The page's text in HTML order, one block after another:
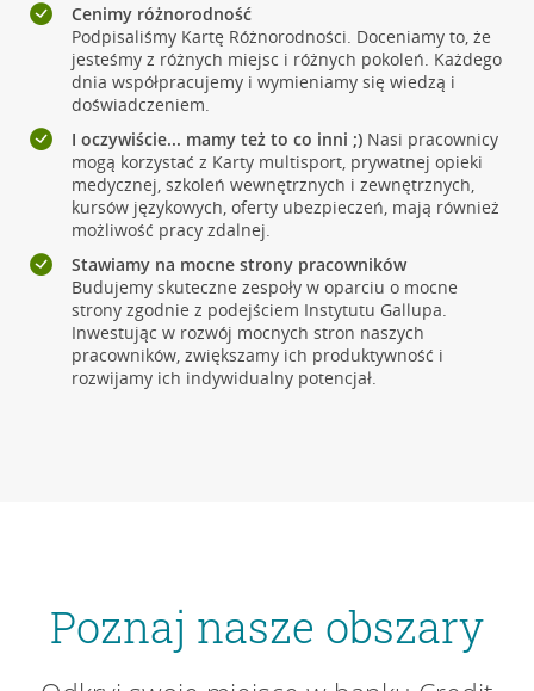
Cenimy różnorodność
Podpisaliśmy Kartę Różnorodności. Doceniamy to, że
jesteśmy z różnych miejsc i różnych pokoleń. Każdego
dnia współpracujemy i wymieniamy się wiedzą i
doświadczeniem.
I oczywiście... mamy też to co inni ;)Nasi pracownicy
mogą korzystać z Karty multisport, prywatnej opieki
medycznej, szkoleń wewnętrznych i zewnętrznych,
kursów językowych, oferty ubezpieczeń, mają również
możliwość pracy zdalnej.
Stawiamy na mocne strony pracowników
Budujemy skuteczne zespoły w oparciu o mocne
strony zgodnie z podejściem Instytutu Gallupa.
Inwestując w rozwój mocnych stron naszych
pracowników, zwiększamy ich produktywność i
rozwijamy ich indywidualny potencjał.
Poznaj nasze obszary